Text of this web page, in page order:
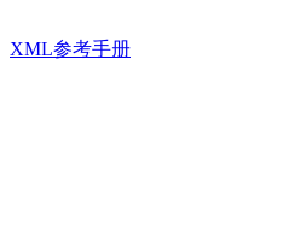
XML参考手册